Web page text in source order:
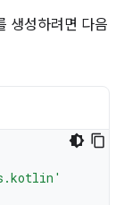
생성하려면 다음